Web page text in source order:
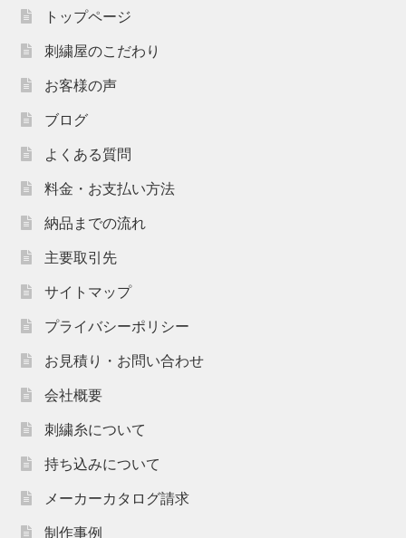
トップページ
刺繍屋のこだわり
お客様の声
ブログ
よくある質問
料金・お支払い方法
納品までの流れ
主要取引先
サイトマップ
プライバシーポリシー
お見積り・お問い合わせ
会社概要
刺繍糸について
持ち込みについて
メーカーカタログ請求
制作事例